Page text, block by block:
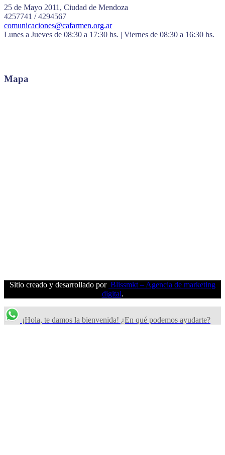
25 de Mayo 2011, Ciudad de Mendoza
4257741 / 4294567
comunicaciones@cafarmen.org.ar
Lunes a Jueves de 08:30 a 17:30 hs. | Viernes de 08:30 a 16:30 hs.
Mapa
Sitio creado y desarrollado por Blissmkt – Agencia de marketing
digital.
¡Hola, te damos la bienvenida! ¿En qué podemos ayudarte?